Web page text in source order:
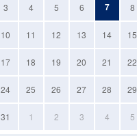
3 4 5 6 7 8
10 11 12 13 14 15
17 18 19 20 21 22
24 25 26 27 28 29
31 1 2 3 4 5